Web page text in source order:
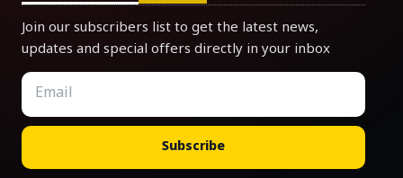
Join our subscribers list to get the latest news,
updates and special offers directly in your inbox
Subscribe